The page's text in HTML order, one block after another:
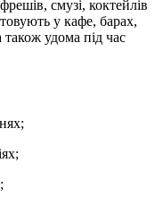
смузі, коктейлів
у кафе, барах,
удома під час